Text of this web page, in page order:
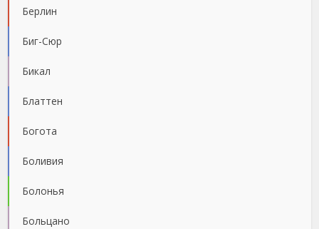
Берлин
Биг-Сюр
Бикал
Блаттен
Богота
Боливия
Болонья
Больцано